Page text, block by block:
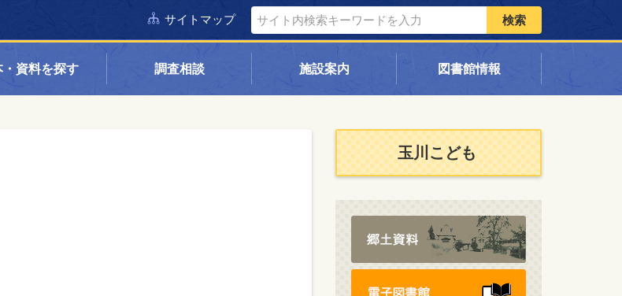
サイトマップ 検索
・資料を探す 調査相談 施設案内 図書館情報
玉川こども